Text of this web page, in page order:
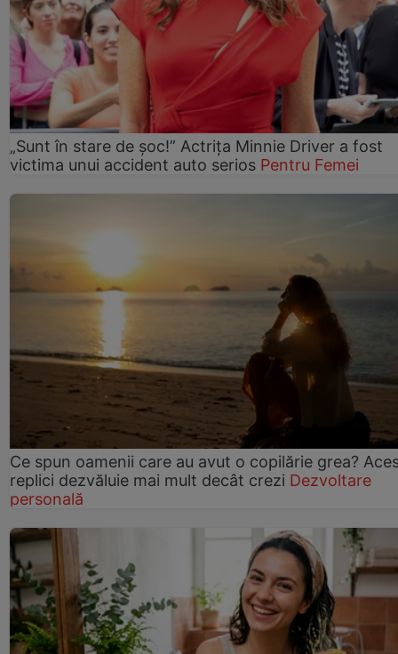
„Sunt în stare de șoc!” Actrița Minnie Driver a fost
victima unui accident auto serios Pentru Femei
Ce spun oamenii care au avut o copilărie grea?
replici dezvăluie mai mult decât crezi Dezvoltare
personală